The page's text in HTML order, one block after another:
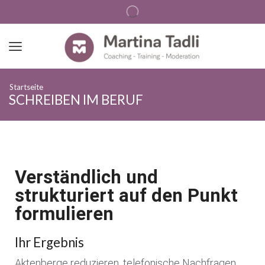
Startseite
SCHREIBEN IM BERUF
Verständlich und
strukturiert auf den Punkt
formulieren
Ihr Ergebnis